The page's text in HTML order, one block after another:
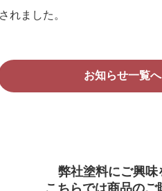
紹介されました。
お知らせ一覧へ